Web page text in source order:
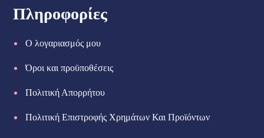
Πληροφορίες
Ο λογαριασμός μου
Όροι και προϋποθέσεις
Πολιτική Απορρήτου
Πολιτική Επιστροφής Χρημάτων Και Προϊόντων